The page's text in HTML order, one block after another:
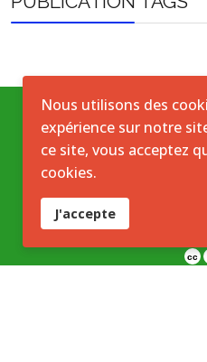
Conditions
Licence ouverte
cc
Nous utilisons des
expérience sur notre
ce site, vous acceptez
cookies.
J'accepte